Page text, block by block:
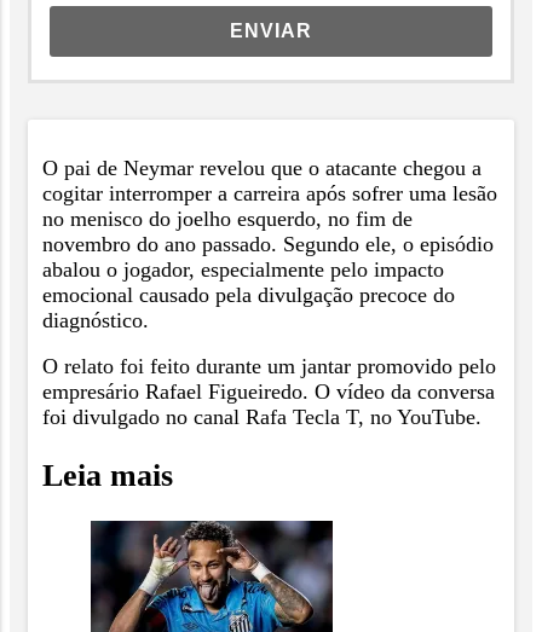
ENVIAR
O pai de Neymar revelou que o atacante chegou a
cogitar interromper a carreira após sofrer uma lesão
no menisco do joelho esquerdo, no fim de
novembro do ano passado. Segundo ele, o episódio
abalou o jogador, especialmente pelo impacto
emocional causado pela divulgação precoce do
diagnóstico.
O relato foi feito durante um jantar promovido pelo
empresário Rafael Figueiredo. O vídeo da conversa
foi divulgado no canal Rafa Tecla T, no YouTube.
Leia mais